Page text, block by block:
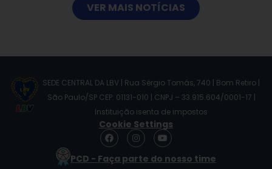
VER MAIS NOTÍCIAS
SEDE CENTRAL DA LBV | Rua Sérgio Tomás, 740 | Bom Retiro |
São Paulo/SP CEP: 01131-010 | CNPJ – 33.915.604/0001-17 |
Instituição isenta de impostos
Cookie Settings
F
a
e
I
n
s
t
Y
o
t
PCD - Faça parte do nosso time